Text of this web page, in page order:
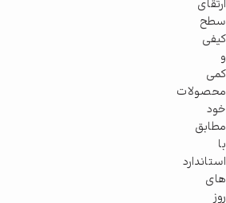
ارتقای
سطح
کیفی
و
کمی
محصولات
خود
مطابق
با
استاندارد
های
روز